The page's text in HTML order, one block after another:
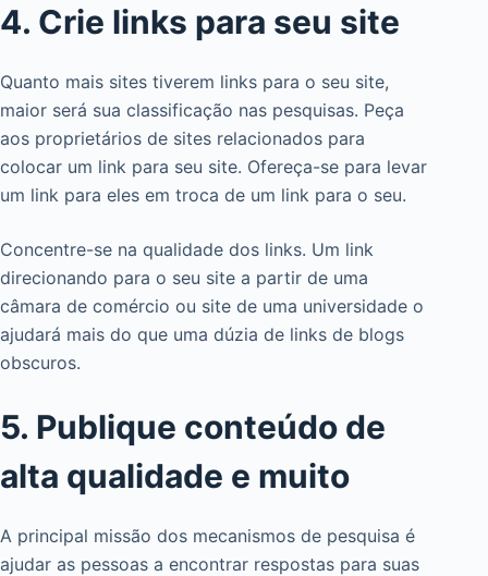
4. Crie links para seu site
Quanto mais sites tiverem links para o seu site,
maior será sua classificação nas pesquisas. Peça
aos proprietários de sites relacionados para
colocar um link para seu site. Ofereça-se para levar
um link para eles em troca de um link para o seu.
Concentre-se na qualidade dos links. Um link
direcionando para o seu site a partir de uma
câmara de comércio ou site de uma universidade o
ajudará mais do que uma dúzia de links de blogs
obscuros.
5. Publique conteúdo de
alta qualidade e muito
A principal missão dos mecanismos de pesquisa é
ajudar as pessoas a encontrar respostas para suas